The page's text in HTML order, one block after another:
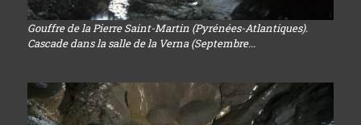
Gouffre de la Pierre Saint-Martin (Pyrénées-Atlantiques).
Cascade dans la salle de la Verna (Septembre...